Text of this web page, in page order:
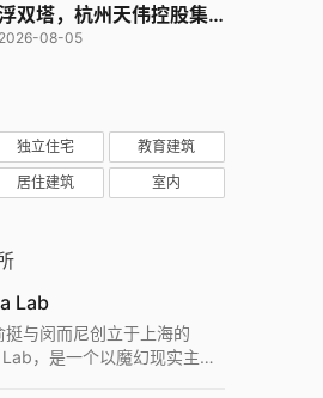
双塔，杭州天伟控股集
团总部
2026-08-05
独立住宅 教育建筑
居住建筑 室内
Lab
挺与闵而尼创立于上海的
，是一个以魔幻现实主